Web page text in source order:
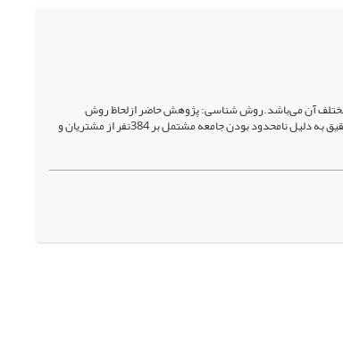
مختلف آن می‌باشد.روش شناسی: پژوهش حاضر ازلحاظ روش
پیمایشی و تحقیقی کاربردی است. جامعه‌ی آماری مشتریان کالای ورزشی برند مجید در شهر تبریز می‌باشد که نمونه تحقیق به دلیل نامحدود بودن جامعه مشتمل بر 384نفر از مشتریان و